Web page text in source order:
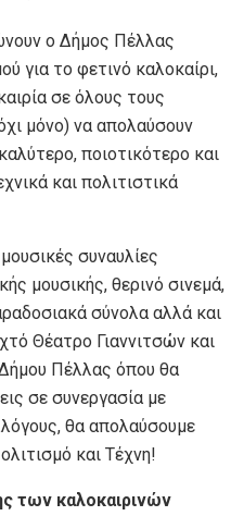
ο Δήμος Πέλλας
για το φετινό καλοκαίρι,
σε όλους τους
μόνο) να απολαύσουν
ποιοτικότερο και
και πολιτιστικά
συναυλίες
μουσικής, θερινό σινεμά,
σύνολα αλλά και
Θέατρο Γιαννιτσών και
Πέλλας όπου θα
σε συνεργασία με
θα απολαύσουμε
και Τέχνη!
των καλοκαιρινών